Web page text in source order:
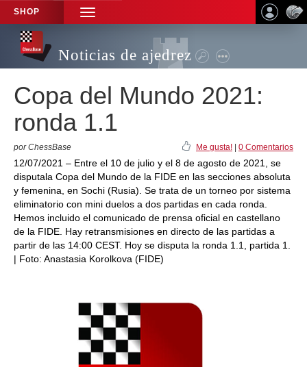
SHOP
TOGGLE
NAVIGATION
Noticias de ajedrez
Copa del Mundo 2021:
ronda 1.1
por ChessBase Me gusta! 0 Comentarios
12/07/2021 – Entre el 10 de julio y el 8 de agosto de 2021, se
disputala Copa del Mundo de la FIDE en las secciones absoluta
y femenina, en Sochi (Rusia). Se trata de un torneo por sistema
eliminatorio con mini duelos a dos partidas en cada ronda.
Hemos incluido el comunicado de prensa oficial en castellano
de la FIDE. Hay retransmisiones en directo de las partidas a
partir de las 14:00 CEST. Hoy se disputa la ronda 1.1, partida 1.
| Foto: Anastasia Korolkova (FIDE)